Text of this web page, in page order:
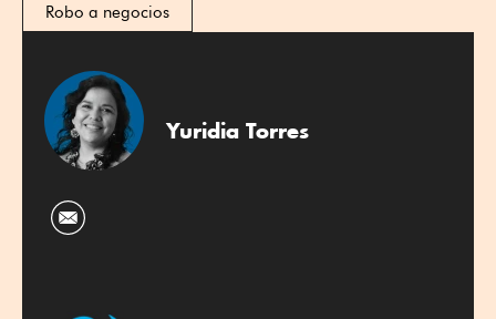
Robo a negocios
Yuridia Torres